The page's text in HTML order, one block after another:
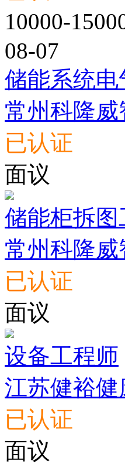
10000-
08-07
储能系统电
常州科隆
已认证
面议
储能柜拆图
常州科隆
已认证
面议
设备工程师
江苏健裕
已认证
面议